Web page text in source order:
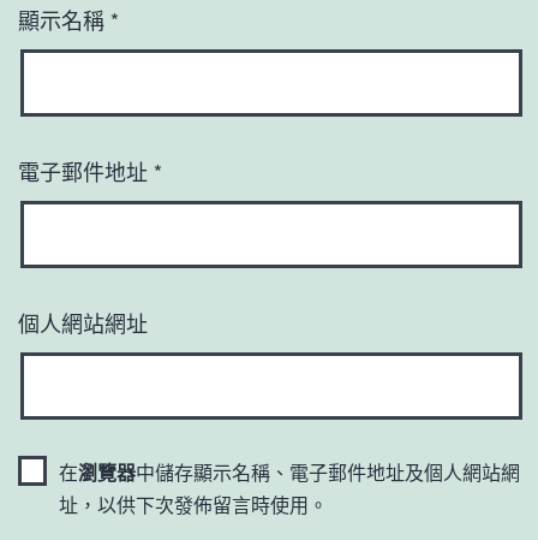
顯示名稱 *
電子郵件地址 *
個人網站網址
在瀏覽器中儲存顯示名稱、電子郵件地址及個人網站網
址，以供下次發佈留言時使用。